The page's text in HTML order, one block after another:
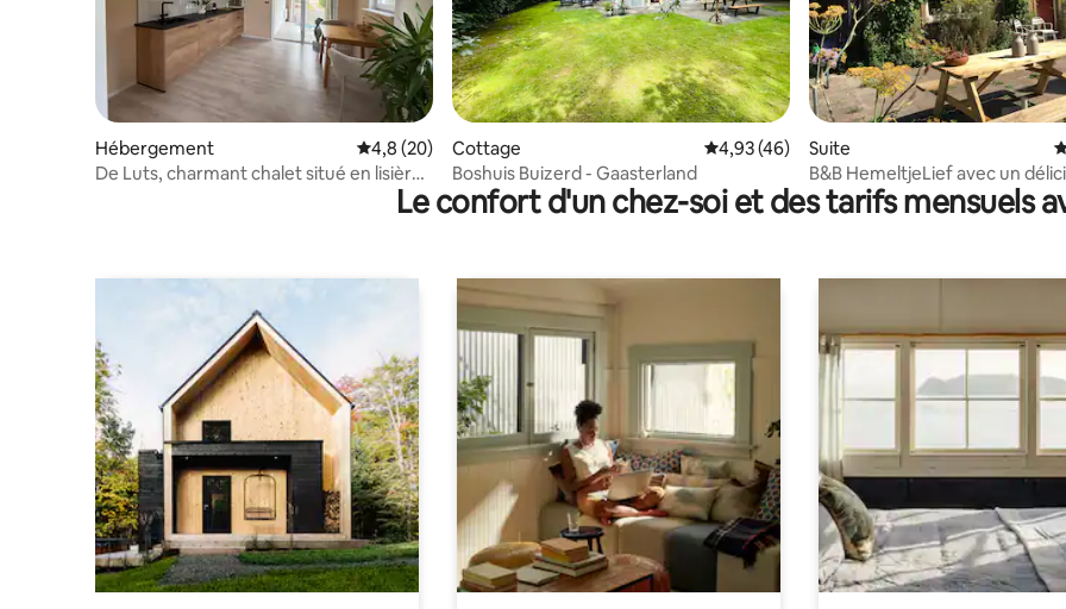
Hébergement Évaluation moyenne sur la base de 20 commentaires : 4,8 sur 5
4,8 (20)
De Luts, charmant chalet situé en lisière
Cottage Évaluation moyenne sur la base de 46
4,93 (46)
Boshuis Buizerd - Gaasterland
Suite
B&B HemeltjeLief avec un délicieux petit
déjeuner
Le confort d'un chez-soi et des tarifs mensuels